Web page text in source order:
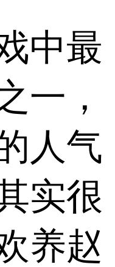
中最
一，
人气
实很
养赵